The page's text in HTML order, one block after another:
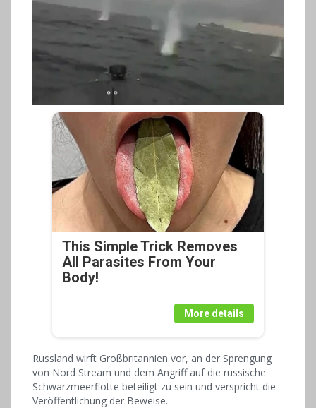
This Simple Trick Removes
All Parasites From Your
Body!
More details
Russland wirft Großbritannien vor, an der Sprengung
von Nord Stream und dem Angriff auf die russische
Schwarzmeerflotte beteiligt zu sein und verspricht die
Veröffentlichung der Beweise.